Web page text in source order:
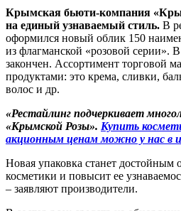
Крымская бьюти-компания
на единый узнаваемый стиль. В
оформился новый облик 150
из флагманской «розовой серии».
закончен. Ассортимент торговой
продуктами: это крема, сливки,
волос и др.
«Рестайлинг подчеркивает
«Крымской Розы». Купить
акционным ценам можно у нас в
Новая упаковка станет достойным
косметики и повысит ее
– заявляют производители.